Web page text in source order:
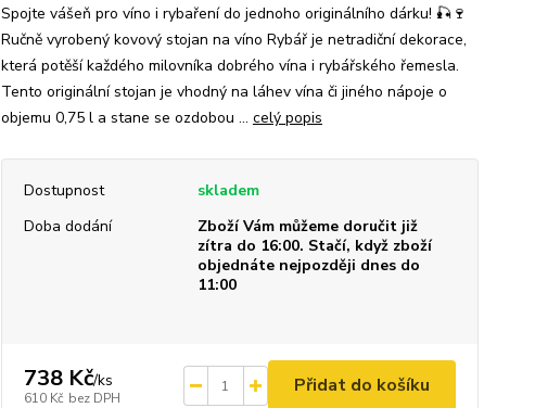
Spojte vášeň pro víno i rybaření do jednoho originálního dárku! 🎣🍷
Ručně vyrobený kovový stojan na víno Rybář je netradiční dekorace,
která potěší každého milovníka dobrého vína i rybářského řemesla.
Tento originální stojan je vhodný na láhev vína či jiného nápoje o
objemu 0,75 l a stane se ozdobou ... celý popis
Dostupnost
skladem
Doba dodání
Zboží Vám můžeme doručit již
zítra do 16:00. Stačí, když zboží
objednáte nejpozději dnes do
11:00
738 Kč/ks
610 Kč bez DPH
Přidat do košíku